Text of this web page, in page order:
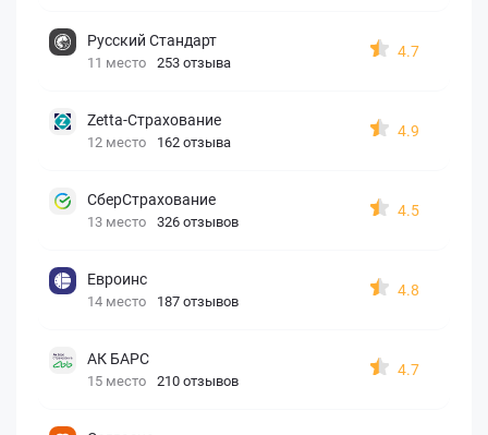
Русский Стандарт
11 место 253 отзыва
4.7
Zetta-Страхование
12 место 162 отзыва
4.9
СберСтрахование
13 место 326 отзывов
4.5
Евроинс
14 место 187 отзывов
4.8
АК БАРС
15 место 210 отзывов
4.7